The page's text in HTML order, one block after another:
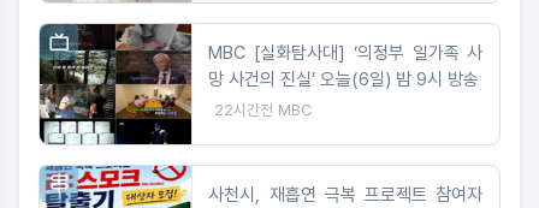
MBC [실화탐사대] ‘의정부 일가족 사
망 사건의 진실’ 오늘(6일) 밤 9시 방송
22시간전 MBC
사천시, 재흡연 극복 프로젝트 참여자